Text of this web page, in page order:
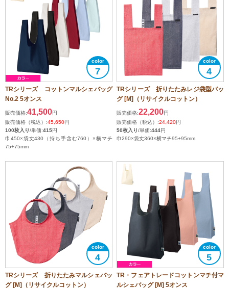
7
TRシリーズ コットンマルシェバッグ
No.2 5オンス
販売価格:41,500円
販売価格（税込）:45,650円
100枚入り/単価:415円
巾450×袋丈430（持ち手含む760）×横マチ
75+75mm
4
TRシリーズ 折りたたみレジ袋型バッ
グ [M]（リサイクルコットン）
販売価格:22,200円
販売価格（税込）:24,420円
50枚入り/単価:444円
巾290×袋丈360×横マチ95+95mm
4
TRシリーズ 折りたたみマルシェバッ
グ [M]（リサイクルコットン）
5
TR・フェアトレードコットンマチ付マ
ルシェバッグ [M] 5オンス